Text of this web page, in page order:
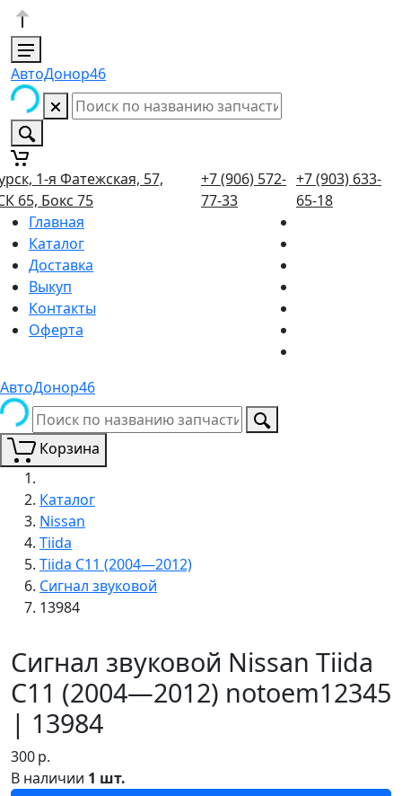
АвтоДонор46
1-я Фатежская, 57,
65, Бокс 75
+7 (906) 572-
77-33
+7 (903) 633-
65-18
Главная
Каталог
Доставка
Выкуп
Контакты
Оферта
АвтоДонор46
Корзина
Каталог
Nissan
Tiida
Tiida C11 (2004—2012)
Сигнал звуковой
13984
Сигнал звуковой Nissan Tiida
C11 (2004—2012) notoem12345
| 13984
300р.
В наличии 1 шт.